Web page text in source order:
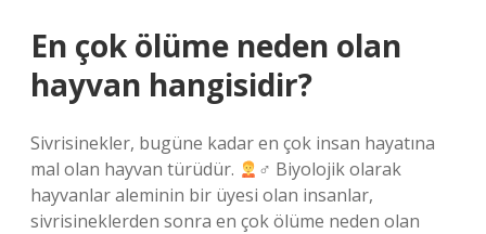
En çok ölüme neden olan
hayvan hangisidir?
Sivrisinekler, bugüne kadar en çok insan hayatına
mal olan hayvan türüdür.
‍♂ Biyolojik olarak
hayvanlar aleminin bir üyesi olan insanlar,
sivrisineklerden sonra en çok ölüme neden olan